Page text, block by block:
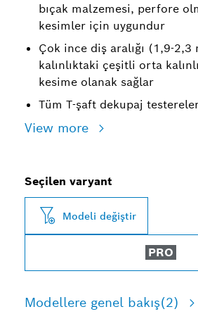
bıçak malzemesi, perfore
kesimler için uygundur
Çok ince diş aralığı (1,9-
kalınlıktaki çeşitli orta
kesime olanak sağlar
Tüm T-şaft dekupaj
View more
Seçilen varyant
Modeli değiştir
PRO
Modellere genel bakış(2)